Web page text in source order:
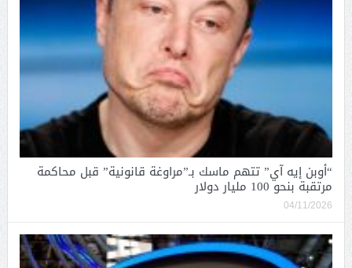
“أوبن إيه آي” تتهم ماسك بـ”مراوغة قانونية” قبل محاكمة
مرتقبة بنحو 100 مليار دولار
04/11/2026